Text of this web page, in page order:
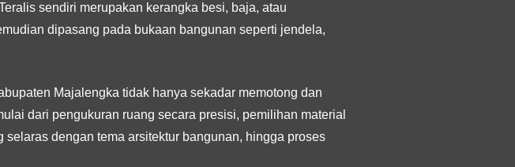
sendiri merupakan kerangka besi, baja, atau
dipasang pada bukaan bangunan seperti jendela,
Majalengka tidak hanya sekadar memotong dan
dari pengukuran ruang secara presisi, pemilihan material
dengan tema arsitektur bangunan, hingga proses